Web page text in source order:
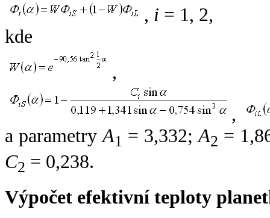
, i = 1, 2,
kde
,
,
a parametryA1 = 3,332;A2 =
C2 = 0,238.
Výpočet efektivní teploty